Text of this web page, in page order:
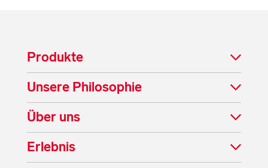
Produkte
Unsere Philosophie
Über uns
Erlebnis